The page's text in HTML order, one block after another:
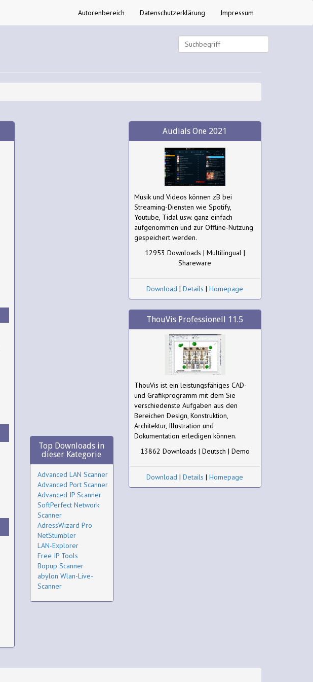
Autorenbereich Datenschutzerklärung Impressum
Top Downloads in
dieser Kategorie
Advanced LAN Scanner
Advanced Port Scanner
Advanced IP Scanner
SoftPerfect Network
Scanner
AdressWizard Pro
NetStumbler
LAN-Explorer
Free IP Tools
Bopup Scanner
abylon Wlan-Live-
Scanner
Audials One 2021
Musik und Videos können zB bei
Streaming-Diensten wie Spotify,
Youtube, Tidal usw. ganz einfach
aufgenommen und zur Offline-Nutzung
gespeichert werden.
12953 Downloads | Multilingual |
Shareware
Download |Details |Homepage
ThouVis Professionell 11.5
ThouVis ist ein leistungsfähiges CAD-
und Grafikprogramm mit dem Sie
verschiedenste Aufgaben aus den
Bereichen Design, Konstruktion,
Architektur, Illustration und
Dokumentation erledigen können.
13862 Downloads | Deutsch | Demo
Download |Details |Homepage